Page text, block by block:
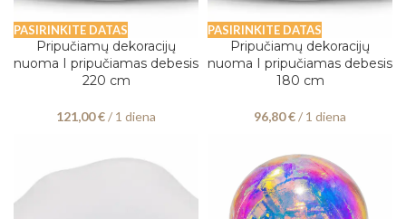
PASIRINKITE DATAS
Pripučiamų dekoracijų
nuoma I pripučiamas debesis
220 cm
121,00€/ 1 diena
PASIRINKITE DATAS
Pripučiamų dekoracijų
nuoma I pripučiamas debesis
180 cm
96,80€/ 1 diena